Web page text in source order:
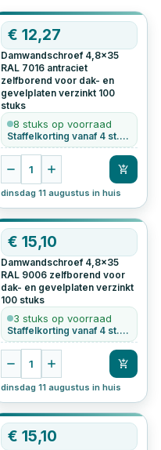
€ 12,27
Damwandschroef 4,8x35
RAL 7016 antraciet
zelfborend voor dak- en
gevelplaten verzinkt 100
stuks
8 stuks op voorraad
Staffelkorting vanaf 4 st. • Ook per stuk te bestellen
1
dinsdag 11 augustus in huis
€ 15,10
Damwandschroef 4,8x35
RAL 9006 zelfborend voor
dak- en gevelplaten verzinkt
100 stuks
3 stuks op voorraad
Staffelkorting vanaf 4 st. • Ook per stuk te bestellen
1
dinsdag 11 augustus in huis
€ 15,10